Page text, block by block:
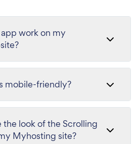
work on my
mobile-friendly?
the look of the Scrolling
Myhosting site?